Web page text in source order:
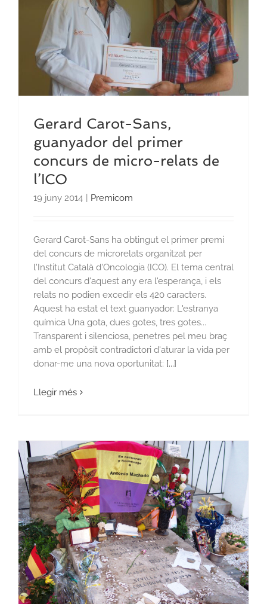
Gerard Carot-Sans,
guanyador del primer
concurs de micro-relats de
l’ICO
19 juny 2014 Premicom
Gerard Carot-Sans ha obtingut el primer premi
del concurs de microrelats organitzat per
l'Institut Català d'Oncologia (ICO). El tema central
del concurs d'aquest any era l'esperança, i els
relats no podien excedir els 420 caracters.
Aquest ha estat el text guanyador: L'estranya
química Una gota, dues gotes, tres gotes...
Transparent i silenciosa, penetres pel meu braç
amb el propòsit contradictori d'aturar la vida per
donar-me una nova oportunitat; [...]
Llegir més